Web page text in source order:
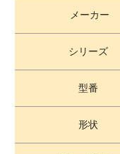
メーカー
シリーズ
型番
形状